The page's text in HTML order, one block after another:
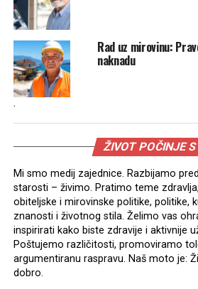
Rad uz mirovinu:
naknadu
.
ŽIVOT POČINJE
Mi smo medij zajednice. Razbijamo
starosti – živimo. Pratimo teme
obiteljske i mirovinske politike, politike,
znanosti i životnog stila. Želimo vas
inspirirati kako biste zdravije i aktivnije
Poštujemo različitosti, promoviramo
argumentiranu raspravu. Naš moto je:
dobro.